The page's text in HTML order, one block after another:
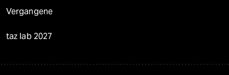
Vergangene
taz lab 2027